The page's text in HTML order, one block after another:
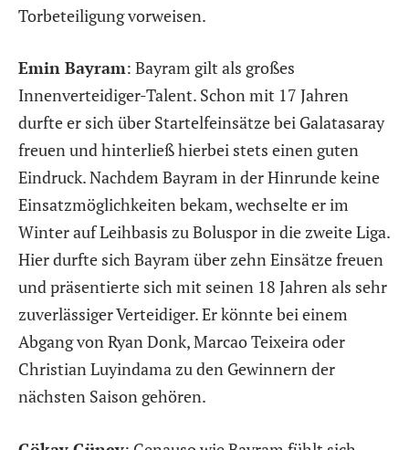
Torbeteiligung vorweisen.
Emin Bayram: Bayram gilt als großes
Innenverteidiger-Talent. Schon mit 17 Jahren
durfte er sich über Startelfeinsätze bei Galatasaray
freuen und hinterließ hierbei stets einen guten
Eindruck. Nachdem Bayram in der Hinrunde keine
Einsatzmöglichkeiten bekam, wechselte er im
Winter auf Leihbasis zu Boluspor in die zweite Liga.
Hier durfte sich Bayram über zehn Einsätze freuen
und präsentierte sich mit seinen 18 Jahren als sehr
zuverlässiger Verteidiger. Er könnte bei einem
Abgang von Ryan Donk, Marcao Teixeira oder
Christian Luyindama zu den Gewinnern der
nächsten Saison gehören.